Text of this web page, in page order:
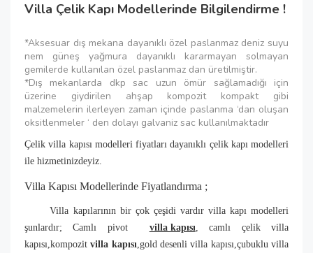
Villa Çelik Kapı Modellerinde Bilgilendirme !
*Aksesuar dış mekana dayanıklı özel paslanmaz deniz suyu
nem güneş yağmura dayanıklı kararmayan solmayan
gemilerde kullanılan özel paslanmaz dan üretilmiştir.
*Dış mekanlarda dkp sac uzun ömür sağlamadığı için
üzerine giydirilen ahşap kompozit kompakt gibi
malzemelerin ilerleyen zaman içinde paslanma ‘dan oluşan
oksitlenmeler ‘ den dolayı galvaniz sac kullanılmaktadır
Çelik villa kapısı modelleri fiyatları dayanıklı çelik kapı modelleri
ile hizmetinizdeyiz.
Villa Kapısı Modellerinde Fiyatlandırma ;
Villa kapılarının bir çok çeşidi vardır villa kapı modelleri
şunlardır; Camlı pivot
villa kapısı, camlı çelik villa
kapısı,kompozitvilla kapısı,gold desenli villa kapısı,çubuklu villa